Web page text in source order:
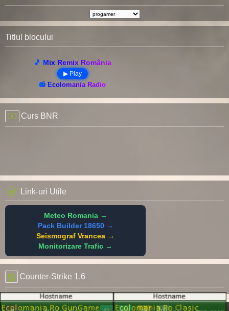
Titlul blocului
🎵 Mix Remix România
▶ Play
📻 Ecolomania Radio
Curs BNR
Link-uri Utile
Meteo Romania →
Pack Builder 18650 →
Seismograf Vrancea →
Monitorizare Trafic →
Counter-Strike 1.6